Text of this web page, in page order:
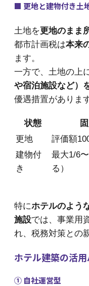
■ 更地と建物付き土
土地を更地のまま
都市計画税は本来
ます。
一方で、土地の上
や宿泊施設など）
優遇措置があります
状態
更地
評価額
建物付
き
最大1/6
る）
特にホテルのよう
施設では、事業用
れ、税務対策との
ホテル建築の活
① 自社運営型